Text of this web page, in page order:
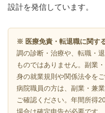
設計を発信しています。
※ 医療免責・転退職に関す
調の診断・治療や、転職・
ものではありません。副業
身の就業規則や関係法令を
病院職員の方は、副業・兼
ご確認ください。年間所得
場合は確定申告が必要です。